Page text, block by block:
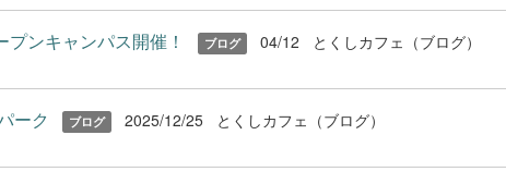
ンキャンパス開催！ ブログ 04/12 とくしカフェ（ブログ）
ーク ブログ 2025/12/25 とくしカフェ（ブログ）